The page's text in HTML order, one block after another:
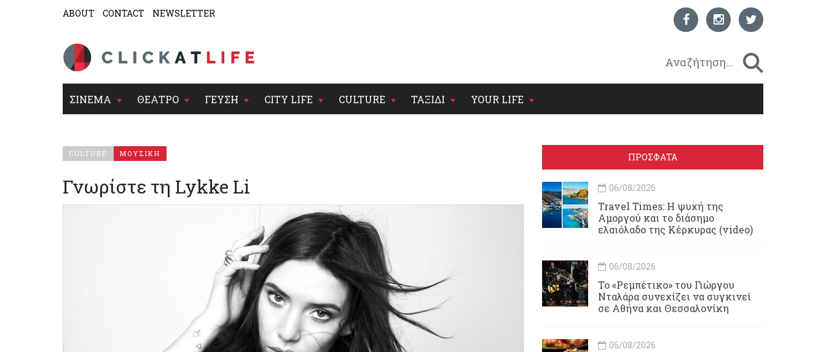
ABOUT CONTACT NEWSLETTER
ΣΙΝΕΜΑ ΘΕΑΤΡΟ ΓΕΥΣΗ CITY LIFE CULTURE ΤΑΞΙΔΙ YOUR LIFE
CULTURE ΜΟΥΣΙΚΗ
Γνωρίστε τη Lykke Li
ΠΡΟΣΦΑΤΑ
06/08/2026
Travel Times: H ψυχή της
Αμοργού και το διάσημο
ελαιόλαδο της Κέρκυρας (video)
06/08/2026
Το «Ρεμπέτικο» του Γιώργου
Νταλάρα συνεχίζει να συγκινεί
σε Αθήνα και Θεσσαλονίκη
06/08/2026